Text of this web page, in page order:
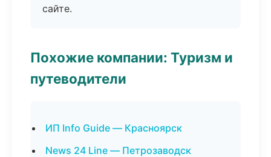
сайте.
Похожие компании: Туризм и
путеводители
ИП Info Guide — Красноярск
News 24 Line — Петрозаводск